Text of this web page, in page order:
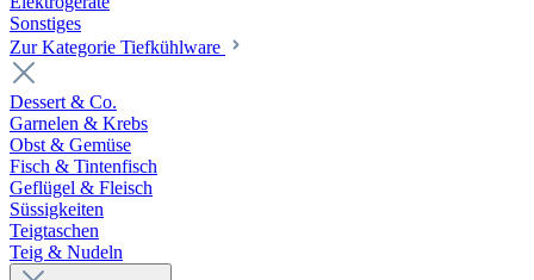
Sonstiges
Zur Kategorie Tiefkühlware
Dessert & Co.
Garnelen & Krebs
Obst & Gemüse
Fisch & Tintenfisch
Geflügel & Fleisch
Süssigkeiten
Teigtaschen
Teig & Nudeln